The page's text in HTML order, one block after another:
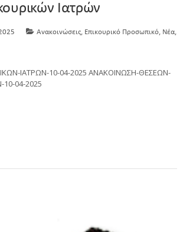
Ιατρών
Ανακοινώσεις, Επικουρικό Προσωπικό, Νέα,
ΙΑΤΡΩΝ-10-04-2025 ΑΝΑΚΟΙΝΩΣΗ-ΘΕΣΕΩΝ-
04-2025